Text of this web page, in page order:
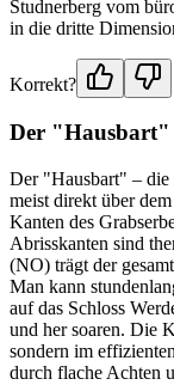
Studnerberg vom
in die dritte
Korrekt?
Der "Hausbart"
Der "Hausbart" – die
meist direkt über
Kanten des
Abrisskanten sind
(NO) trägt der
Man kann
auf das Schloss
und her soaren. Die
sondern im
durch flache Achten